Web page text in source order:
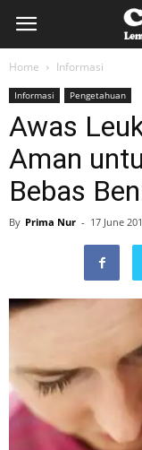
lemkayu.net
Lem
HPL,
Kertas,
Home Informasi
Informasi Pengetahuan
Awas
Aman
Bebas
By Prima Nur - 17 June